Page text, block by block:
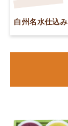
白州名水仕込み